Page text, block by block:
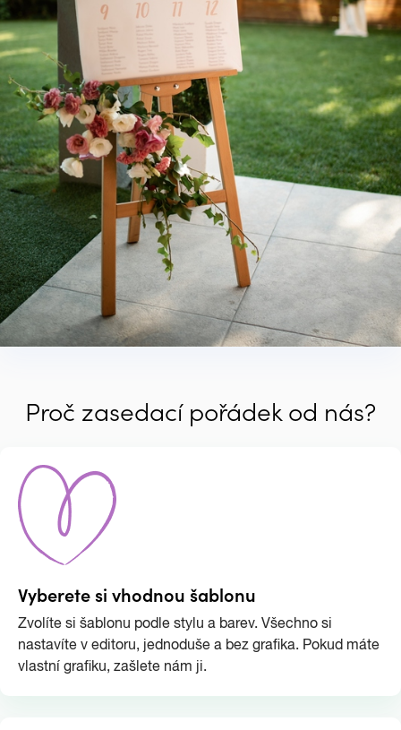
Proč zasedací pořádek od nás?
Vyberete si vhodnou šablonu
Zvolíte si šablonu podle stylu a barev. Všechno si
nastavíte v editoru, jednoduše a bez grafika. Pokud máte
vlastní grafiku, zašlete nám ji.